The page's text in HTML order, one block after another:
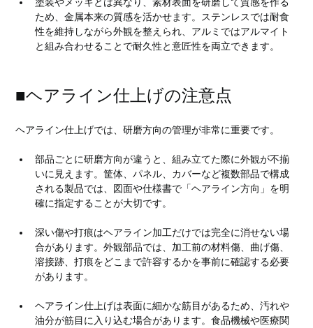
ため、金属本来の質感を活かせます。ステンレスでは耐食
性を維持しながら外観を整えられ、アルミではアルマイト
と組み合わせることで耐久性と意匠性を両立できます。
■ヘアライン仕上げの注意点
ヘアライン仕上げでは、研磨方向の管理が非常に重要です。
部品ごとに研磨方向が違うと、組み立てた際に外観が不揃
いに見えます。筐体、パネル、カバーなど複数部品で構成
される製品では、図面や仕様書で「ヘアライン方向」を明
確に指定することが大切です。
深い傷や打痕はヘアライン加工だけでは完全に消せない場
合があります。外観部品では、加工前の材料傷、曲げ傷、
溶接跡、打痕をどこまで許容するかを事前に確認する必要
があります。
ヘアライン仕上げは表面に細かな筋目があるため、汚れや
油分が筋目に入り込む場合があります。食品機械や医療関